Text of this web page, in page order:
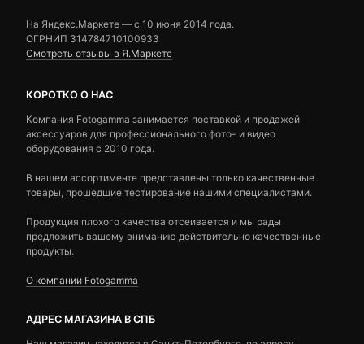
На Яндекс.Маркете — c 10 июня 2014 года.
ОГРНИП 314784710100933
Смотреть отзывы в Я.Маркете
КОРОТКО О НАС
Компания Fotogamma занимается поставкой и продажей
аксессуаров для профессионального фото- и видео
оборудования с 2010 года.
В нашем ассортименте представлены только качественные
товары, прошедшие тестирование нашими специалистами.
Продукция плохого качества отсеивается и мы рады
предложить вашему вниманию действительно качественные
продукты.
О компании Fotogamma
АДРЕС МАГАЗИНА В СПБ